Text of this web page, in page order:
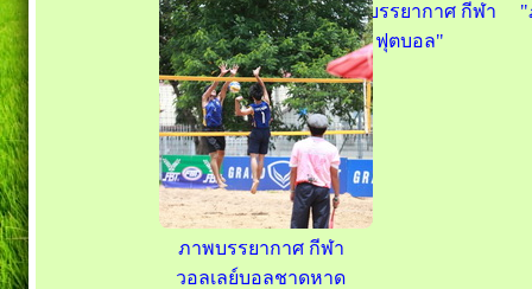
"ภาพบรรยากาศ กีฬา
ฟุตบอล"
"
ภาพบรรยากาศ กีฬา
วอลเลย์บอลชาดหาด